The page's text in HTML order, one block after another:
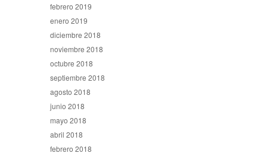
febrero 2019
enero 2019
diciembre 2018
noviembre 2018
octubre 2018
septiembre 2018
agosto 2018
junio 2018
mayo 2018
abril 2018
febrero 2018